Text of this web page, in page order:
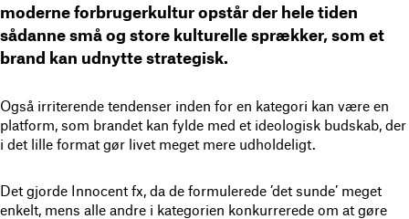
moderne forbrugerkultur opstår der hele tiden
sådanne små og store kulturelle sprækker, som et
brand kan udnytte strategisk.
Også irriterende tendenser inden for en kategori kan være en
platform, som brandet kan fylde med et ideologisk budskab, der
i det lille format gør livet meget mere udholdeligt.
Det gjorde Innocent fx, da de formulerede ’det sunde’ meget
enkelt, mens alle andre i kategorien konkurrerede om at gøre